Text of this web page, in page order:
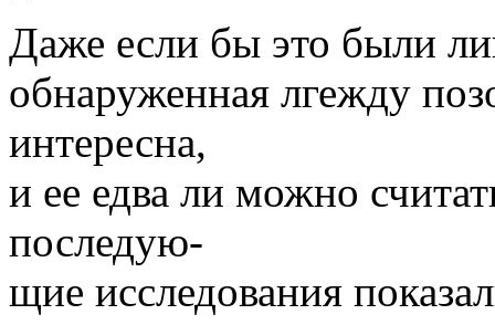
Даже если бы это были
обнаруженная лгежду
интересна,
и ее едва ли можно
последую-
щие исследования